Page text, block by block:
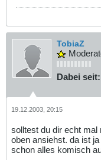
TobiaZ
Dabei seit:
19.12.2003, 20:15
solltest du dir echt mal
oben ansiehst. da ist
schon alles komisch